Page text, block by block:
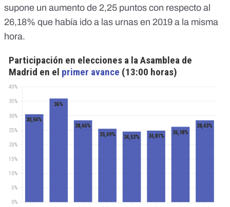
supone un aumento de 2,25 puntos con respecto al
26,18% que había ido a las urnas en 2019 a la misma
hora.